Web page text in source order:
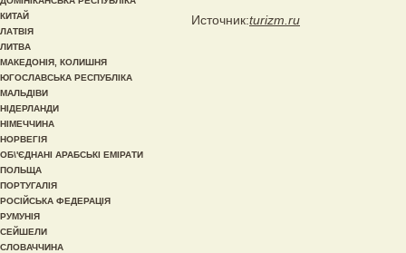
Источник:turizm.ru
КИТАЙ
ЛАТВІЯ
ЛИТВА
МАКЕДОНІЯ, КОЛИШНЯ
ЮГОСЛАВСЬКА РЕСПУБЛІКА
МАЛЬДІВИ
НІДЕРЛАНДИ
НІМЕЧЧИНА
НОРВЕГІЯ
ОБ\'ЄДНАНІ АРАБСЬКІ ЕМІРАТИ
ПОЛЬЩА
ПОРТУГАЛІЯ
РОСІЙСЬКА ФЕДЕРАЦІЯ
РУМУНІЯ
СЕЙШЕЛИ
СЛОВАЧЧИНА